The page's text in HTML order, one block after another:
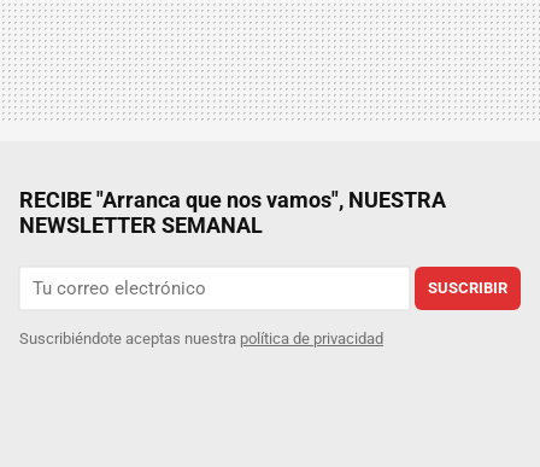
RECIBE "Arranca que nos vamos", NUESTRA
NEWSLETTER SEMANAL
SUSCRIBIR
Suscribiéndote aceptas nuestra política de privacidad